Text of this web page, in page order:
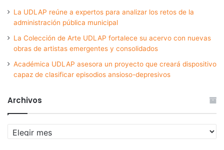
La UDLAP reúne a expertos para analizar los retos de la
administración pública municipal
La Colección de Arte UDLAP fortalece su acervo con nuevas
obras de artistas emergentes y consolidados
Académica UDLAP asesora un proyecto que creará dispositivo
capaz de clasificar episodios ansioso-depresivos
Archivos
Archivos